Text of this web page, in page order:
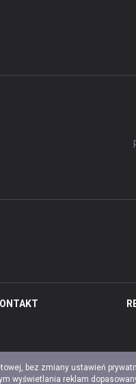
bez zmiany ustawień
wyświetlania reklam